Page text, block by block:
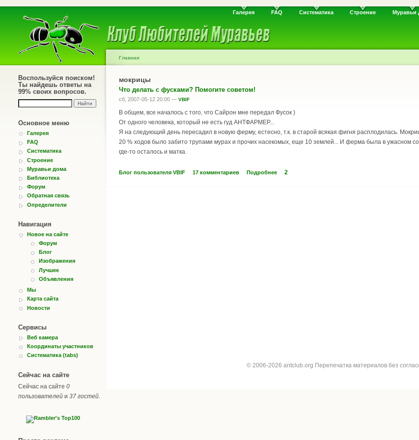
Галерея FAQ Систематика Строение Муравьи
Воспользуйся поиском!
Ты найдешь ответы на
99% своих вопросов.
Основное меню
Галерея
FAQ
Систематика
Строение
Муравьи дома
Библиотека
Форум
Обратная связь
Определители
Навигация
Новое на сайте
Форум
Блог
Изображения
Лучшее
Объявления
Мы
Карта сайта
Новости
Сервисы
Веб камера
Координаты участников
Систематика (tabs)
Сейчас на сайте
Сейчас на сайте 0
пользователей и 37 гостей
Главная
мокрицы
Что делать с фусками? Помогите советом!
сб, 2007-05-12 20:00 — VBIF
В общем, все началось с того, что Сайрон мне передал Фусок )
От одного человека, который не есть гуд АНТФАРМЕР...
Я на следующий день пересадил в новую ферму, естесно, т.к. в старой всякая фигня расплодилась.
20 % ходов было забито трупами мурах и прочих насекомых, еще 10 землей... И ферма была в ужасном
где-то осталось и матка.
Блог пользователя VBIF 17 комментариев Подробнее 2
© 2006-2026 antclub.org Перепечатка материалов без